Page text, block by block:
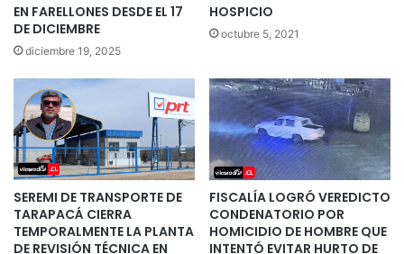
EN FARELLONES DESDE EL 17
DE DICIEMBRE
diciembre 19, 2025
HOSPICIO
octubre 5, 2021
SEREMI DE TRANSPORTE DE
TARAPACÁ CIERRA
TEMPORALMENTE LA PLANTA
DE REVISIÓN TÉCNICA EN
FISCALÍA LOGRÓ VEREDICTO
CONDENATORIO POR
HOMICIDIO DE HOMBRE QUE
INTENTÓ EVITAR HURTO DE